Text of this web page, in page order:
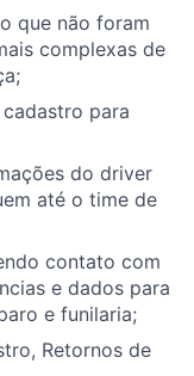
que não foram
complexas de
para
do driver
até o time de
contato com
e dados para
e funilaria;
Retornos de